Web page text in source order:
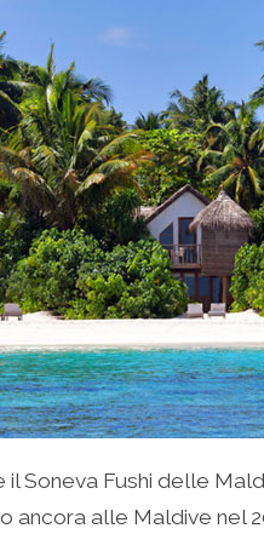
il Soneva Fushi delle
alle Maldive nel